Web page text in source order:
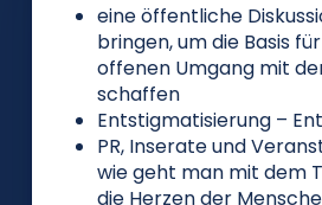
eine öffentliche
bringen, um die Basis
offenen Umgang mit
schaffen
Entstigmatisierung –
PR, Inserate und
wie geht man mit dem
die Herzen der